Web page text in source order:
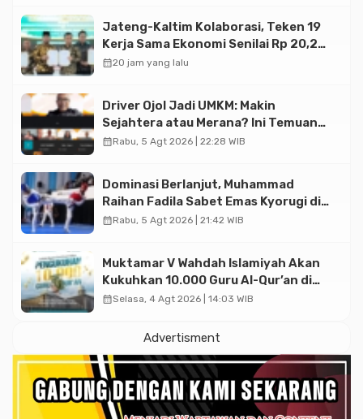
Jateng-Kaltim Kolaborasi, Teken 19
Kerja Sama Ekonomi Senilai Rp 20,2
Triliun
calendar_month20 jam yang lalu
Driver Ojol Jadi UMKM: Makin
Sejahtera atau Merana? Ini Temuan
Diskusi Paramadina
calendar_monthRabu, 5 Agt 2026 | 22:28 WIB
Dominasi Berlanjut, Muhammad
Raihan Fadila Sabet Emas Kyorugi di
Asian Taekwondo Indonesia Open
calendar_monthRabu, 5 Agt 2026 | 21:42 WIB
Muktamar V Wahdah Islamiyah Akan
Kukuhkan 10.000 Guru Al-Qur’an di
Masjid Istiqlal
calendar_monthSelasa, 4 Agt 2026 | 14:03 WIB
Advertisment